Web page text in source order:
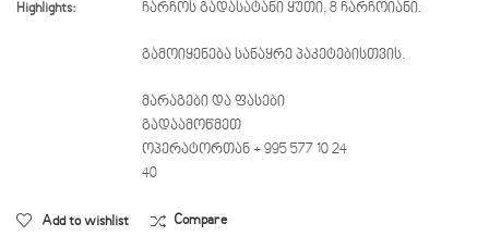
Highlights: ჩარჩოს გადასატანი ყუთი, 8 ჩარჩოიანი.
გამოიყენება სანაყრე პაკეტებისთვის.
მარაგები და ფასები
გადაამოწმეთ
ოპერატორთან + 995 577 10 24
40
Add to wishlist Compare